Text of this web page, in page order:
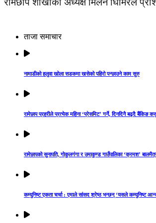
ताजा समाचार
नामाडीको हलुवा खोला सडकमा खसेको पहिरो पन्छाउने काम सुरु
रामेछाप प्रहरीले प्रत्येक महिना ‘प्रेसमिट’ गर्ने, दिनदिनै बढ्दै बैंकिङ
रामेछापको सुनापति, गोकुलगंगा र उमाकुण्ड गाउँपालिका ‘क्रमश’
कम्युनिष्ट एकता चर्चा : एमाले सांसद श्रेष्ठ भन्छन् ‘यसले कम्युनिष्ट